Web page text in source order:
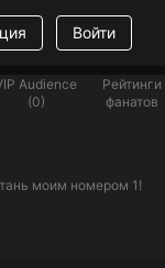
Войти
Audience
(0)
Рейтинги
фанатов
моим номером 1!